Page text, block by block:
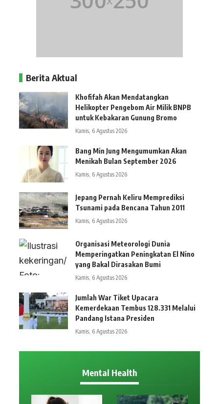
Berita Aktual
Khofifah Akan Mendatangkan
Helikopter Pengebom Air Milik BNPB
untuk Kebakaran Gunung Bromo
Kamis, 6 Agustus 2026
Bang Min Jung Mengumumkan Akan
Menikah Bulan September 2026
Kamis, 6 Agustus 2026
Jepang Pernah Keliru Memprediksi
Tsunami pada Bencana Tahun 2011
Kamis, 6 Agustus 2026
Organisasi Meteorologi Dunia
Memperingatkan Peningkatan El Nino
yang Bakal Dirasakan Bumi
Kamis, 6 Agustus 2026
Jumlah War Tiket Upacara
Kemerdekaan Tembus 128.331 Melalui
Pandang Istana Presiden
Kamis, 6 Agustus 2026
Mental Health